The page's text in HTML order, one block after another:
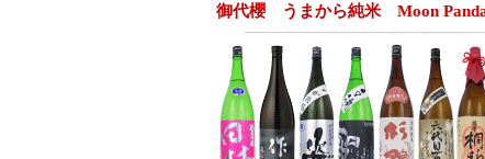
御代櫻 うまから純米 Moon